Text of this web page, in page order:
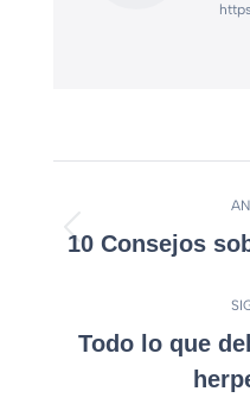
10 Consejos
Todo lo que